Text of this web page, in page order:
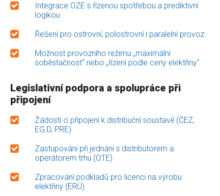
Integrace OZE s řízenou spotřebou a prediktivní
logikou
Řešení pro ostrovní, polostrovní i paralelní provoz
Možnost provozního režimu „maximální
soběstačnost“ nebo „řízení podle ceny elektřiny“
Legislativní podpora a spolupráce při
připojení
Žádosti o připojení k distribuční soustavě (ČEZ,
EG.D, PRE)
Zastupování při jednání s distributorem a
operátorem trhu (OTE)
Zpracování podkladů pro licenci na výrobu
elektřiny (ERÚ)